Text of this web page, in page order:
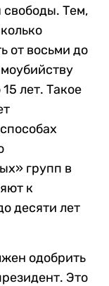
свободы. Тем,
от восьми до
лет. Такое
групп в
к
десяти лет
одобрить
Это